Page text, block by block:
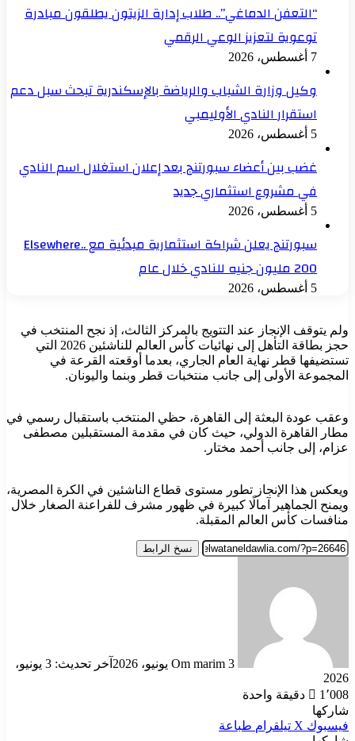
“التعفن الدماغي”.. طلاب إدارة الزيتون يطلقون مبادرة
توعوية لتعزيز الوعي الرقمي
7 أغسطس، 2026
وكيل وزارة الشباب والرياضة بالإسكندرية تبحث سبل دعم
استقرار النادي الأوليمبي
5 أغسطس، 2026
غضب بين أعضاء سبورتنج بعد إعلان استغلال اسم النادي
في مشروع استثماري جديد
5 أغسطس، 2026
سبورتنج يعلن شراكة استثمارية مبدئية مع Elsewhere..
200 مليون جنيه للنادي خلال عام
5 أغسطس، 2026
ولم يتوقف الإنجاز عند التتويج بالمركز الثالث، إذ نجح المنتخب في
حجز بطاقة التأهل إلى نهائيات كأس العالم للناشئين 2026 التي
تستضيفها قطر نهاية العام الجاري، بعدما أوقعته القرعة في
المجموعة الأولى إلى جانب منتخبات قطر وبنما واليونان.
وعقب عودة البعثة إلى القاهرة، حظي المنتخب باستقبال رسمي في
مطار القاهرة الدولي، حيث كان في مقدمة المستقبلين مصطفى
عزام، إلى جانب أحمد مختار.
ويعكس هذا الإنجاز تطور مستوى قطاع الناشئين في الكرة المصرية،
ويمنح الجماهير آمالًا كبيرة في ظهور مشرف للفراعنة الصغار خلال
منافسات كأس العالم المقبلة.
نسخ الرابط
Om marim 3 يونيو، 2026
آخر تحديث: 3 يونيو،
2026
1٬008
دقيقة واحدة
شاركها
فيسبوك ‫X تيلقرام طباعة